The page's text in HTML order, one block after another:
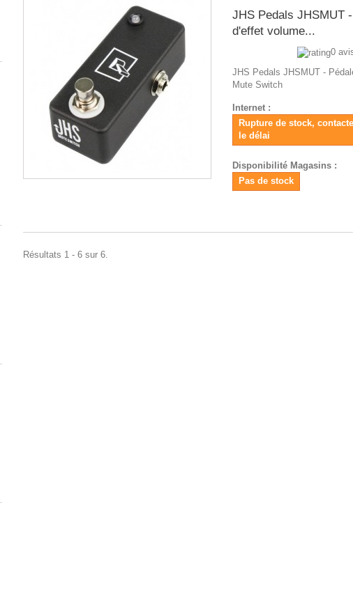
JHS Pedals JHSMUT
d'effet volume...
0
JHS Pedals JHSMUT -
Mute Switch
Internet :
Rupture de stock,
le délai
Disponibilité Magasins :
Pas de stock
Résultats 1 - 6 sur 6.